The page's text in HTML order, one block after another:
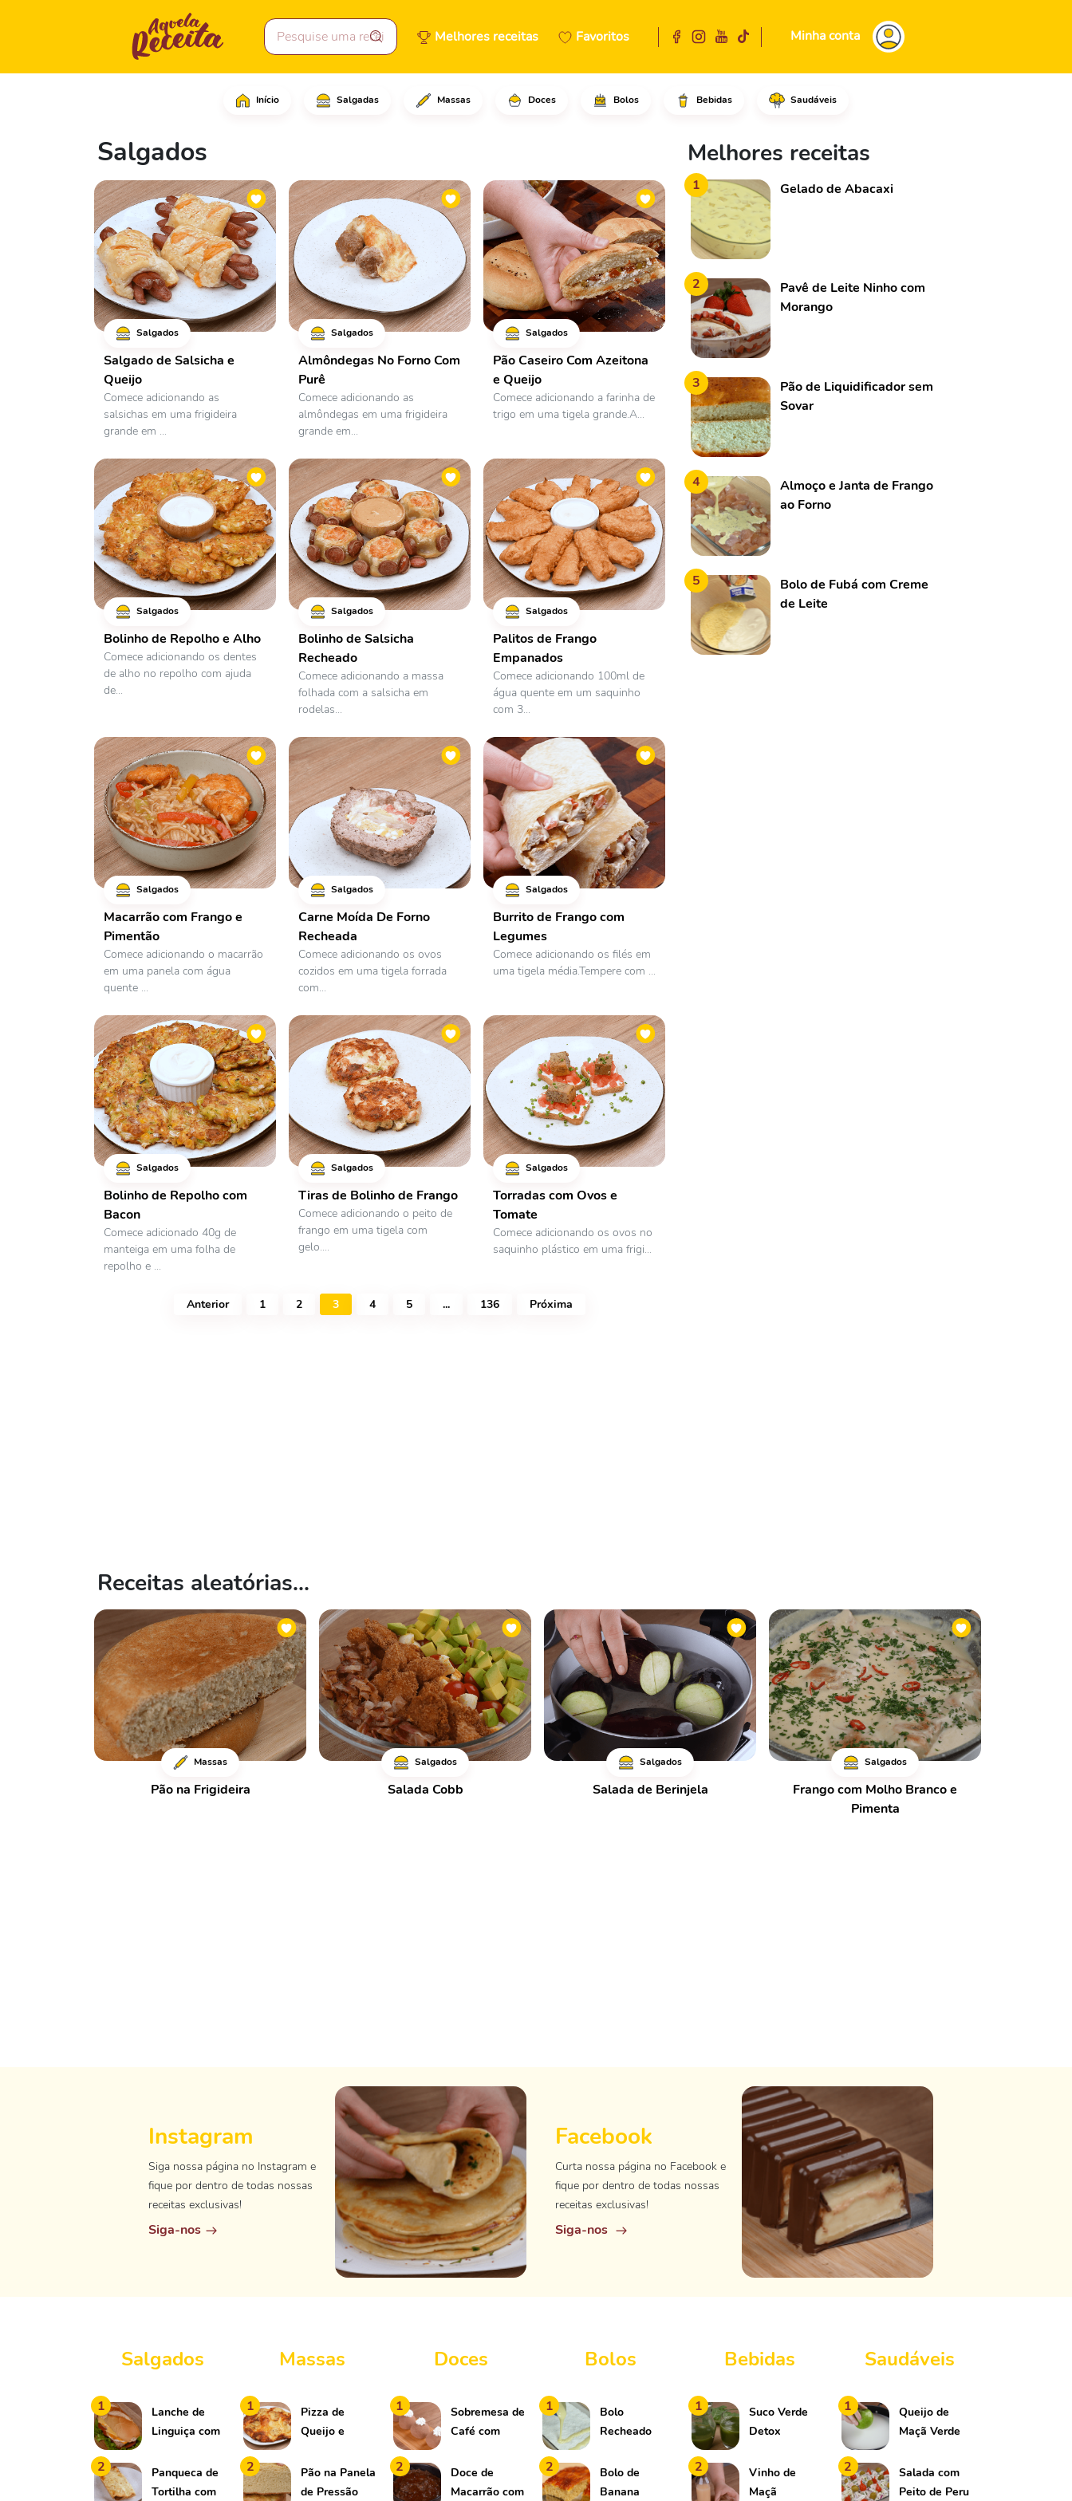
Melhores receitas Favoritos Minha conta
Início Salgadas Massas Doces Bolos Bebidas Saudáveis
Salgados
Salgados
Salgado de Salsicha e
Queijo
Comece adicionando as
salsichas em uma frigideira
grande em ...
Salgados
Almôndegas No Forno Com
Purê
Comece adicionando as
almôndegas em uma frigideira
grande em...
Salgados
Pão Caseiro Com Azeitona
e Queijo
Comece adicionando a farinha de
trigo em uma tigela grande.A...
Salgados
Bolinho de Repolho e Alho
Comece adicionando os dentes
de alho no repolho com ajuda
de...
Salgados
Bolinho de Salsicha
Recheado
Comece adicionando a massa
folhada com a salsicha em
rodelas...
Salgados
Palitos de Frango
Empanados
Comece adicionando 100ml de
água quente em um saquinho
com 3...
Salgados
Macarrão com Frango e
Pimentão
Comece adicionando o macarrão
em uma panela com água
quente ...
Salgados
Carne Moída De Forno
Recheada
Comece adicionando os ovos
cozidos em uma tigela forrada
com...
Salgados
Burrito de Frango com
Legumes
Comece adicionando os filés em
uma tigela média.Tempere com ...
Salgados
Bolinho de Repolho com
Bacon
Comece adicionado 40g de
manteiga em uma folha de
repolho e ...
Salgados
Tiras de Bolinho de Frango
Comece adicionando o peito de
frango em uma tigela com
gelo....
Salgados
Torradas com Ovos e
Tomate
Comece adicionando os ovos no
saquinho plástico em uma frigi...
Anterior 1 2 3 4 5 ... 136 Próxima
Melhores receitas
1 Gelado de Abacaxi
2
Pavê de Leite Ninho com
Morango
3
Pão de Liquidificador sem
Sovar
4
Almoço e Janta de Frango
ao Forno
5
Bolo de Fubá com Creme
de Leite
Receitas aleatórias...
Massas
Pão na Frigideira
Salgados
Salada Cobb
Salgados
Salada de Berinjela
Salgados
Frango com Molho Branco e
Pimenta
Instagram
Siga nossa página no Instagram e
fique por dentro de todas nossas
receitas exclusivas!
Siga-nos
Facebook
Curta nossa página no Facebook e
fique por dentro de todas nossas
receitas exclusivas!
Siga-nos
Salgados
1
Lanche de
Linguiça com
Bacon
2
Panqueca de
Tortilha com
Massas
1
Pizza de
Queijo e
2
Pão na Panela
de Pressão
Doces
1
Sobremesa de
Café com
2
Doce de
Macarrão com
Bolos
1
Bolo
Recheado
2
Bolo de
Banana
Bebidas
1
Suco Verde
Detox
2
Vinho de
Maçã
Saudáveis
1
Queijo de
Maçã Verde
2
Salada com
Peito de Peru